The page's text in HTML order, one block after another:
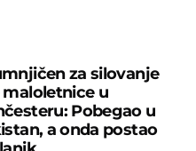
za silovanje
maloletnice u
Pobegao u
a onda postao